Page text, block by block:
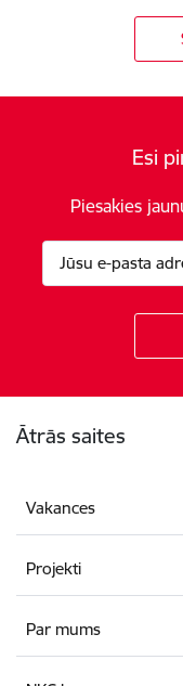
Esi
Piesakies
Ātrās saites
Vakances
Projekti
Par mums